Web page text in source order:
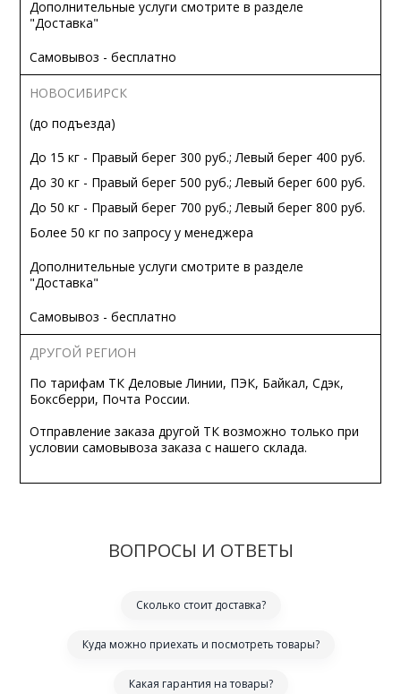
Дополнительные услуги смотрите в разделе
"Доставка"
Самовывоз - бесплатно
НОВОСИБИРСК
(до подъезда)
До 15 кг - Правый берег 300 руб.; Левый берег 400 руб.
До 30 кг - Правый берег 500 руб.; Левый берег 600 руб.
До 50 кг - Правый берег 700 руб.; Левый берег 800 руб.
Более 50 кг по запросу у менеджера
Дополнительные услуги смотрите в разделе
"Доставка"
Самовывоз - бесплатно
ДРУГОЙ РЕГИОН
По тарифам ТК Деловые Линии, ПЭК, Байкал, Сдэк,
Боксберри, Почта России.
Отправление заказа другой ТК возможно только при
условии самовывоза заказа с нашего склада.
ВОПРОСЫ И ОТВЕТЫ
Сколько стоит доставка?
Куда можно приехать и посмотреть товары?
Какая гарантия на товары?